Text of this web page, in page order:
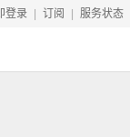
登录 订阅 服务状态